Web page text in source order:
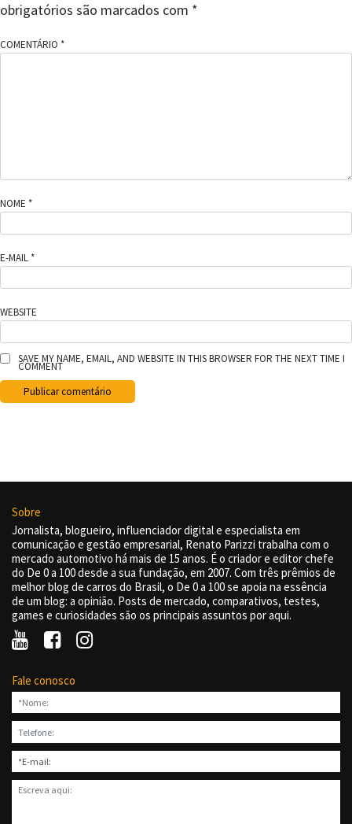
obrigatórios são marcados com *
COMENTÁRIO *
NOME *
E-MAIL *
WEBSITE
SAVE MY NAME, EMAIL, AND WEBSITE IN THIS BROWSER FOR THE NEXT TIME I
COMMENT
Sobre
Jornalista, blogueiro, influenciador digital e especialista em
comunicação e gestão empresarial, Renato Parizzi trabalha com o
mercado automotivo há mais de 15 anos. É o criador e editor chefe
do De 0 a 100 desde a sua fundação, em 2007. Com três prêmios de
melhor blog de carros do Brasil, o De 0 a 100 se apoia na essência
de um blog: a opinião. Posts de mercado, comparativos, testes,
games e curiosidades são os principais assuntos por aqui.
Fale conosco